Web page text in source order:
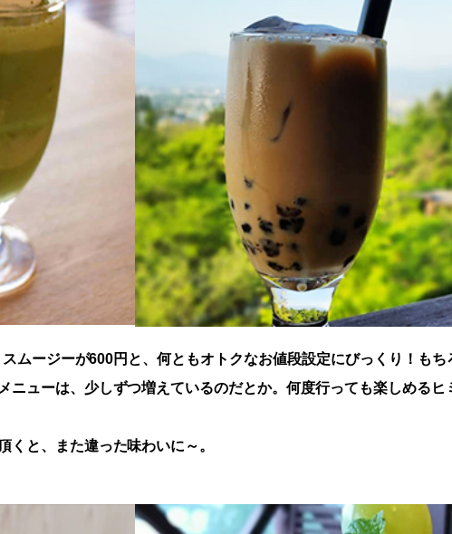
ムージーが600円と、何ともオトクなお値段設定にびっくり！も
ューは、少しずつ増えているのだとか。何度行っても楽しめるヒ
と、また違った味わいに～。